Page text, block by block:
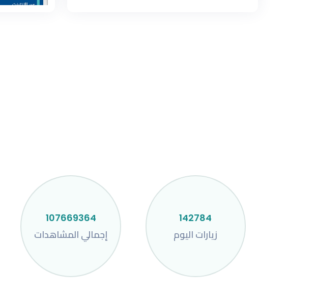
142784
زيارات اليوم
107669364
إجمالي المشاهدات